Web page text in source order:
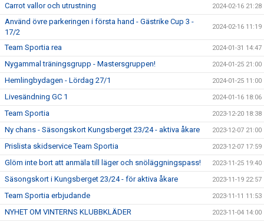
Carrot vallor och utrustning 2024-02-16 21:28
Använd övre parkeringen i första hand - Gästrike Cup 3 -
17/2
2024-02-16 11:19
Team Sportia rea 2024-01-31 14:47
Nygammal träningsgrupp - Mastersgruppen! 2024-01-25 21:00
Hemlingbydagen - Lördag 27/1 2024-01-25 11:00
Livesändning GC 1 2024-01-16 18:06
Team Sportia 2023-12-20 18:38
Ny chans - Säsongskort Kungsberget 23/24 - aktiva åkare 2023-12-07 21:00
Prislista skidservice Team Sportia 2023-12-07 17:59
Glöm inte bort att anmäla till läger och snöläggningspass! 2023-11-25 19:40
Säsongskort i Kungsberget 23/24 - för aktiva åkare 2023-11-19 22:57
Team Sportia erbjudande 2023-11-11 11:53
NYHET OM VINTERNS KLUBBKLÄDER 2023-11-04 14:00